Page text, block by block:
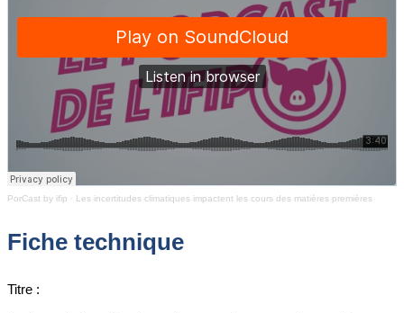
PorCast by ifip · Les incertitudes climatiques impactent les cours des matières premières
Fiche technique
Titre :